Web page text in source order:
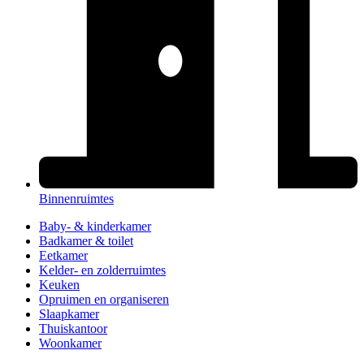
Binnenruimtes
Baby- & kinderkamer
Badkamer & toilet
Eetkamer
Kelder- en zolderruimtes
Keuken
Opruimen en organiseren
Slaapkamer
Thuiskantoor
Woonkamer